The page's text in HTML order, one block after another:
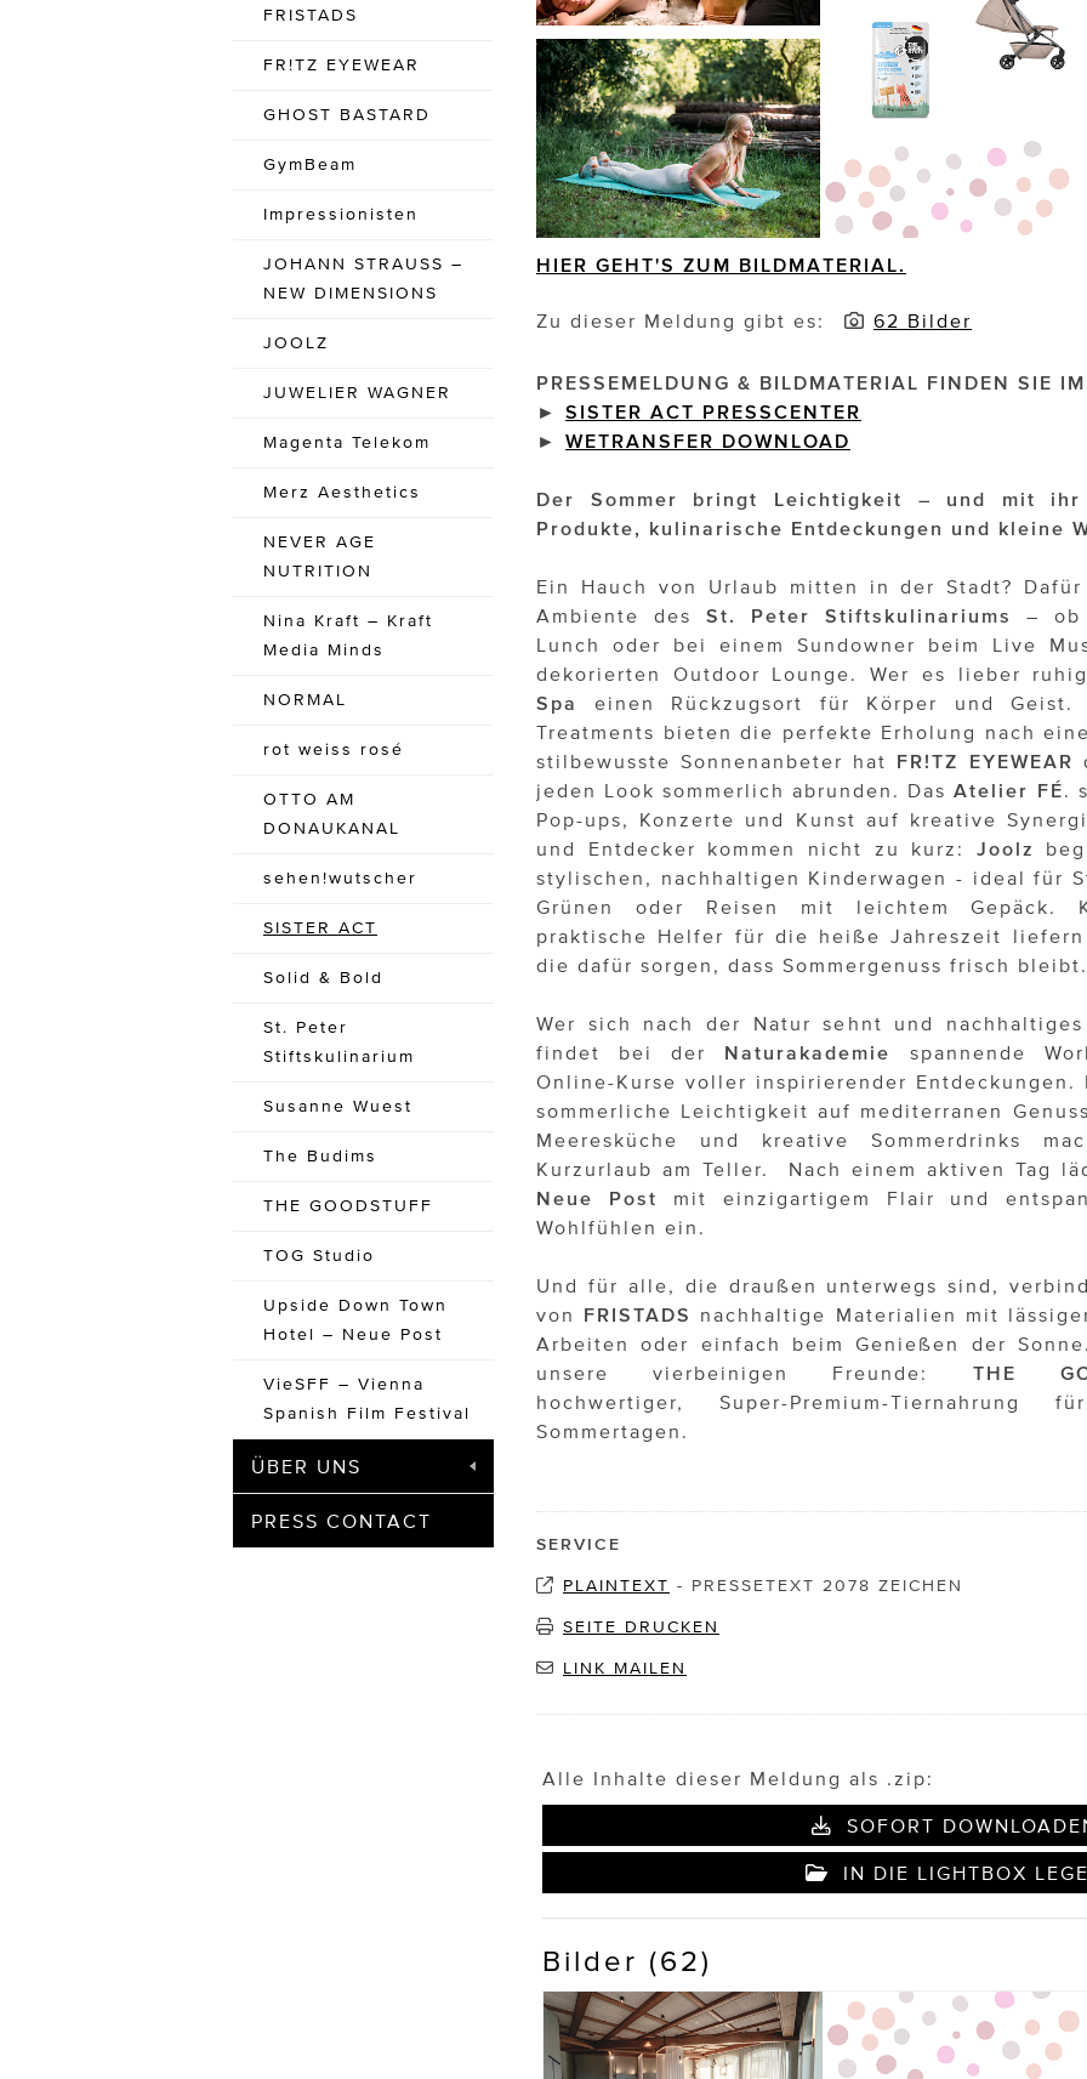
FRISTADS
FR!TZ EYEWEAR
GHOST BASTARD
GymBeam
Impressionisten
JOHANN STRAUSS –
NEW DIMENSIONS
JOOLZ
JUWELIER WAGNER
Magenta Telekom
Merz Aesthetics
NEVER AGE
NUTRITION
Nina Kraft – Kraft
Media Minds
NORMAL
rot weiss rosé
OTTO AM
DONAUKANAL
sehen!wutscher
SISTER ACT
Solid & Bold
St. Peter
Stiftskulinarium
Susanne Wuest
The Budims
THE GOODSTUFF
TOG Studio
Upside Down Town
Hotel – Neue Post
VieSFF – Vienna
Spanish Film Festival
ÜBER UNS
PRESS CONTACT
HIER GEHT'S ZUM BILDMATERIAL.
Zu dieser Meldung gibt es: 62 Bilder
PRESSEMELDUNG & BILDMATERIAL FINDEN SIE
► SISTER ACT PRESSCENTER
► WETRANSFER DOWNLOAD
Der Sommer bringt Leichtigkeit – und mit
Produkte, kulinarische Entdeckungen und kleine
Ein Hauch von Urlaub mitten in der Stadt?
Ambiente des St. Peter Stiftskulinariums
– ob
Lunch oder bei einem Sundowner beim Live
dekorierten Outdoor Lounge. Wer es lieber
Spa
einen Rückzugsort für Körper und Geist.
Treatments bieten die perfekte Erholung nach
stilbewusste Sonnenanbeter hat FR!TZ EYEWEAR
jeden Look sommerlich abrunden. DasAtelier FÉ.
Pop-ups, Konzerte und Kunst auf kreative
und Entdecker kommen nicht zu kurz: Joolz
stylischen, nachhaltigen Kinderwagen - ideal für
Grünen oder Reisen mit leichtem Gepäck.
praktische Helfer für die heiße Jahreszeit
die dafür sorgen, dass Sommergenuss frisch bleibt.
Wer sich nach der Natur sehnt und
findet bei der Naturakademie
spannende
Online-Kurse voller inspirierender
sommerliche Leichtigkeit auf mediterranen
Meeresküche und kreative Sommerdrinks
Kurzurlaub am Teller. Nach einem aktiven Tag
Neue Post
mit einzigartigem Flair und
Wohlfühlen ein.
Und für alle, die draußen unterwegs sind,
von FRISTADS
nachhaltige Materialien mit
Arbeiten oder einfach beim Genießen der
unsere vierbeinigen Freunde: THE
hochwertiger, Super-Premium-
Sommertagen.
SERVICE
PLAINTEXT - PRESSETEXT 2078 ZEICHEN
SEITE DRUCKEN
LINK MAILEN
Alle Inhalte dieser Meldung als .zip:
SOFORT
IN DIE LIGHTBOX
Bilder (62)